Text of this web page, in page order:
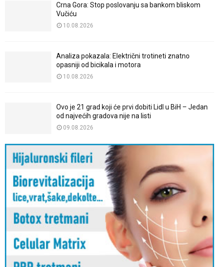
Crna Gora: Stop poslovanju sa bankom bliskom
Vučiću
10.08.2026
Analiza pokazala: Električni trotineti znatno
opasniji od bicikala i motora
10.08.2026
Ovo je 21 grad koji će prvi dobiti Lidl u BiH – Jedan
od najvećih gradova nije na listi
09.08.2026